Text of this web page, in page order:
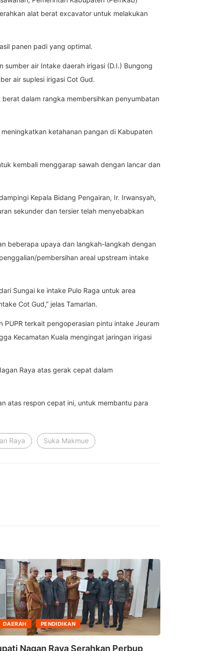
alat berat excavator untuk melakukan
panen padi yang optimal.
air Intake daerah irigasi (D.I.) Bungong
air suplesi irigasi Cot Gud.
dalam rangka membersihkan penyumbatan
ketahanan pangan di Kabupaten
kembali menggarap sawah dengan lancar dan
Kepala Bidang Pengairan, Ir. Irwansyah,
sekunder dan tersier telah menyebabkan
beberapa upaya dan langkah-langkah dengan
pembersihan areal upstream intake
Sungai ke intake Pulo Raga untuk area
Cot Gud,” jelas Tamarlan.
PUPR terkait pengoperasian pintu intake Jeuram
Kecamatan Kuala mengingat jaringan irigasi
Raya atas gerak cepat dalam
atas respon cepat ini, untuk membantu para
Raya Suka Makmue
DAERAH PENDIDIKAN
Nagan Raya Serahkan Perbup